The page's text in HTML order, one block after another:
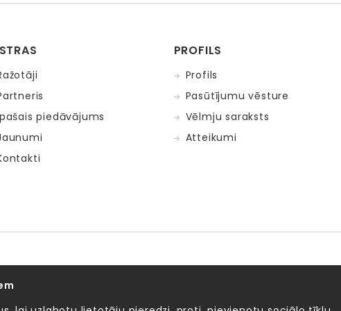
piedāvājums
PROFILS
Profils
Pasūtījumu vēsture
Vēlmju saraksts
Atteikumi